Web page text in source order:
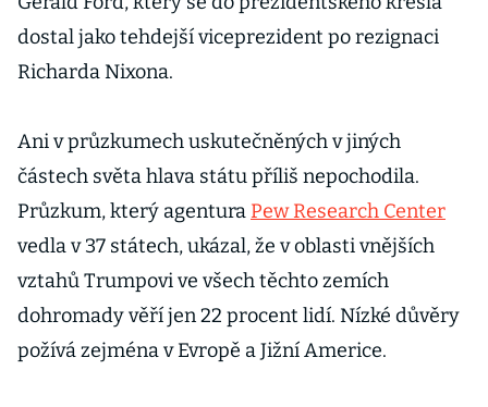
dostal jako tehdejší viceprezident po rezignaci
Richarda Nixona.
Ani v průzkumech uskutečněných v jiných
částech světa hlava státu příliš nepochodila.
Průzkum, který agentura Pew Research Center
vedla v 37 státech, ukázal, že v oblasti vnějších
vztahů Trumpovi ve všech těchto zemích
dohromady věří jen 22 procent lidí. Nízké důvěry
požívá zejména v Evropě a Jižní Americe.